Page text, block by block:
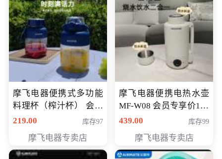
摩飞电器便携式多功能
料理杯（榨汁杯） 会员
专享价118元
219.00 库存97
摩飞电器专卖店
摩飞电器便携电热水壶
MF-W08 会员专享价198
元
439.00 库存99
摩飞电器专卖店